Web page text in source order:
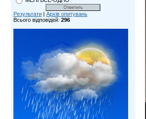
Результати | Архів опитувань
Всього відповідей: 296